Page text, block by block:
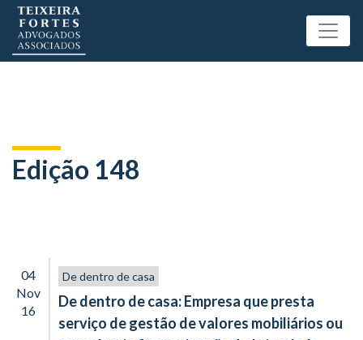
Edição 148
04
Nov
16
De dentro de casa
De dentro de casa: Empresa que presta
serviço de gestão de valores mobiliários ou